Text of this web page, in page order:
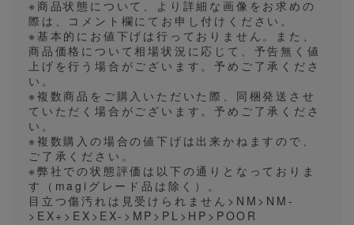
※商品状態について、より詳細な画像をお求めの
際は、コメント欄にてお申し付けください。
※基本的にお値下げは行っておりません。また、
商品価格について相場状況に応じて、予告無く値
上げを行う場合がございます。予めご了承くださ
い。
※複数商品をご購入いただいた際、同梱発送させ
ていただく場合がございます。予めご了承くださ
い。
※複数購入の場合の値下げは出来かねますので、
ご了承ください。
※弊社での状態評価は以下の通りとなっておりま
す（magiグレード品は除く）。
目立つ傷汚れは見受けられません>NM>NM-
>EX+>EX>EX->MP>PL>HP>POOR